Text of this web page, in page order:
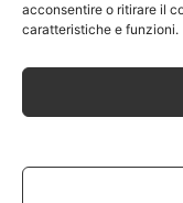
acconsentire o ritirare il
caratteristiche e funzioni.